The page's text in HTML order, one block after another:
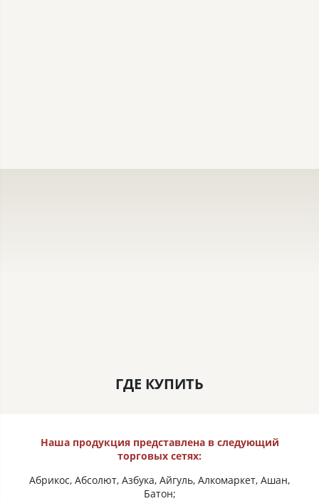
ГДЕ КУПИТЬ
Наша продукция представлена в следующий
торговых сетях:
Абрикос, Абсолют, Азбука, Айгуль, Алкомаркет, Ашан,
Батон;